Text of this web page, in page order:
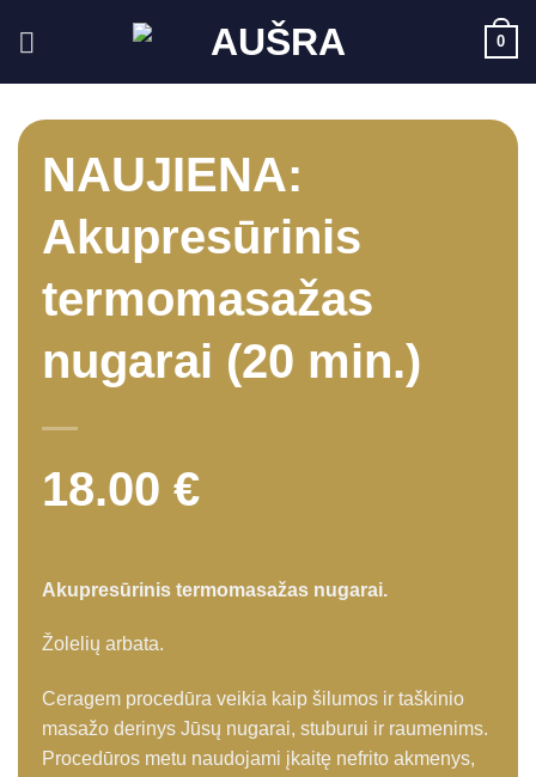
0
NAUJIENA:
Akupresūrinis
termomasažas
nugarai (20 min.)
18.00 €
Akupresūrinis termomasažas nugarai.
Žolelių arbata.
Ceragem procedūra veikia kaip šilumos ir taškinio
masažo derinys Jūsų nugarai, stuburui ir raumenims.
Procedūros metu naudojami įkaitę nefrito akmenys,